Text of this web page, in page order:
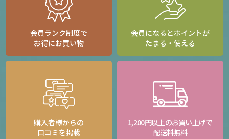
会員ランク制度で
お得にお買い物
会員になるとポイントが
たまる・使える
購入者様からの
口コミを掲載
1,200円以上のお買い上げで
配送料無料